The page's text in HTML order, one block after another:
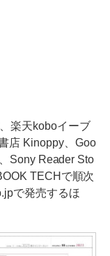
楽天koboイーブ
店 Kinoppy、Goo
Sony Reader Sto
TECHで順次
で発売するほ